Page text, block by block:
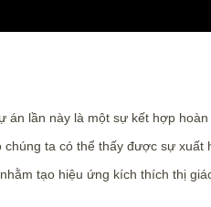
án lần này là một sự kết hợp
ta có thể thấy được sự
tạo hiệu ứng kích thích thị